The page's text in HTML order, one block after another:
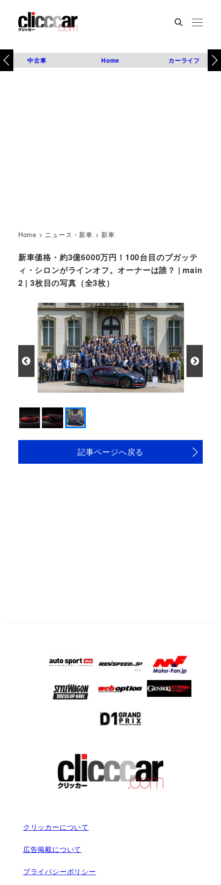
中古車 Home カーライフ
Home > ニュース・新車 > 新車
新車価格・約3億6000万円！100台目のブガッテ
ィ・シロンがラインオフ。オーナーは誰？ | main
2 | 3枚目の写真（全3枚）
記事ページへ戻る
クリッカーについて
広告掲載について
プライバシーポリシー